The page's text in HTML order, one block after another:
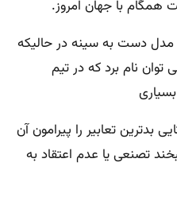
با جهان امروز.
مدل دست به سینه در حالیکه
نام برد که در تیم
بدترین تعابیر را پیرامون آن
تصنعی یا عدم اعتقاد به